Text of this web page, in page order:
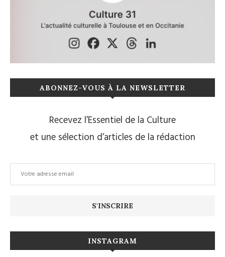
ABONNEZ-VOUS À LA NEWSLETTER
Recevez l’Essentiel de la Culture
et une sélection d’articles de la rédaction
INSTAGRAM